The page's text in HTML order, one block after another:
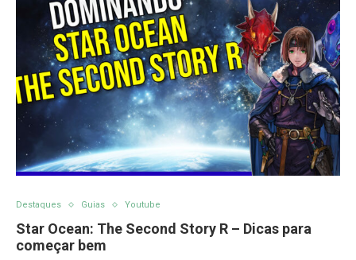
Destaques Guias Youtube
Star Ocean: The Second Story R – Dicas para
começar bem